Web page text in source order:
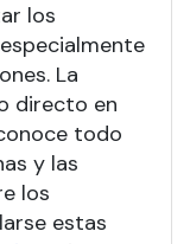
los
La
directo en
todo
y las
los
estas